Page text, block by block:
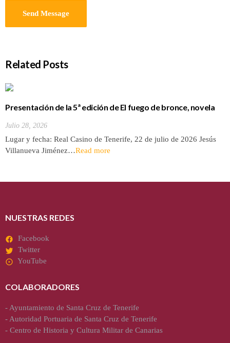
Related Posts
Presentación de la 5ª edición de El fuego de bronce, novela
Julio 28, 2026
Lugar y fecha: Real Casino de Tenerife, 22 de julio de 2026 Jesús
Villanueva Jiménez…Read more
NUESTRAS REDES
Facebook
Twitter
YouTube
COLABORADORES
- Ayuntamiento de Santa Cruz de Tenerife
- Autoridad Portuaria de Santa Cruz de Tenerife
- Centro de Historia y Cultura Militar de Canarias